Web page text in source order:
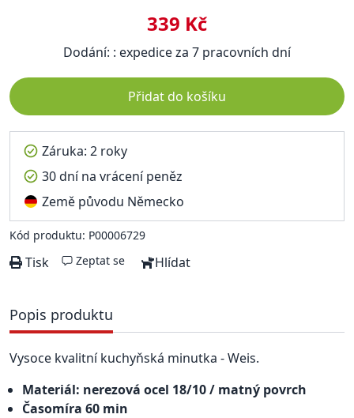
339 Kč
Dodání: : expedice za 7 pracovních dní
Přidat do košíku
Záruka: 2 roky
30 dní na vrácení peněz
Země původu Německo
Kód produktu: P00006729
Tisk Zeptat se Hlídat
Popis produktu
Vysoce kvalitní kuchyňská minutka - Weis.
Materiál: nerezová ocel 18/10 / matný povrch
Časomíra 60 min